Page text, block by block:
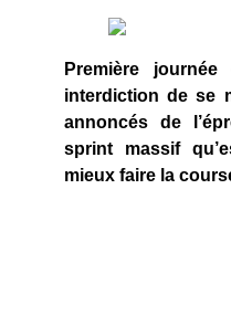
Première
interdiction de se
annoncés de
sprint massif
mieux faire la